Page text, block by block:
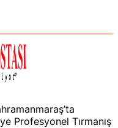
Profesyonel Tırmanış